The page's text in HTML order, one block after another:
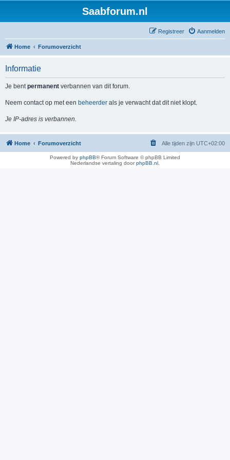
Saabforum.nl
Aanmelden
Registreer
Home Forumoverzicht
Informatie
Je bentpermanent verbannen van dit forum.
Neem contact op met een beheerder als je verwacht dat dit niet klopt.
Je IP-adres is verbannen.
Home Forumoverzicht Alle tijden zijn UTC+02:00
Powered by phpBB® Forum Software © phpBB Limited
Nederlandse vertaling doorphpBB.nl